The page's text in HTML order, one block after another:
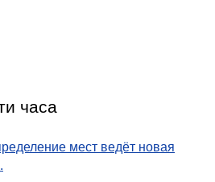
часа
мест ведёт новая